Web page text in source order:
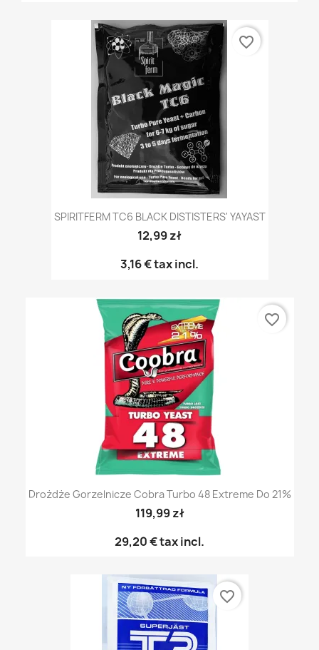
SPIRITFERM TC6 BLACK DISTISTERS' YAYAST
12,99 zł
3,16 €tax incl.
favorite_border
Drożdże Gorzelnicze Cobra Turbo 48 Extreme Do 21%
119,99 zł
29,20 €tax incl.
favorite_border
favorite_border